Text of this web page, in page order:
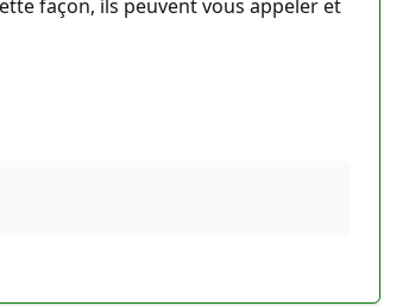
façon, ils peuvent vous appeler et